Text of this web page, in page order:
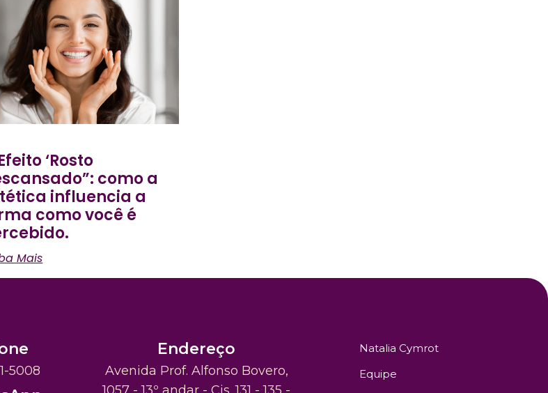
‘Rosto
como a
influencia a
como você é
Mais
5008
Endereço
Avenida Prof. Alfonso Bovero,
Natalia Cymrot
Equipe